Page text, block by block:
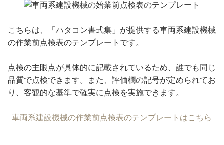
こちらは、「ハタコン書式集」が提供する車両系建設機械
の作業前点検表のテンプレートです。
点検の主眼点が具体的に記載されているため、誰でも同じ
品質で点検できます。また、評価欄の記号が定められてお
り、客観的な基準で確実に点検を実施できます。
車両系建設機械の作業前点検表のテンプレートはこちら